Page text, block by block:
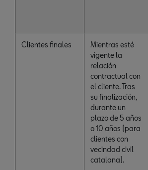
Clientes finales
Mientras esté
vigente la
relación
contractual con
el cliente. Tras
su finalización,
durante un
plazo de 5 años
o 10 años (para
clientes con
vecindad civil
catalana).